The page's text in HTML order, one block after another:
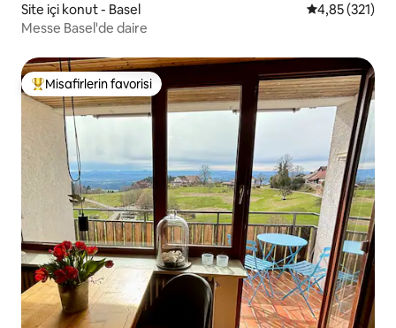
Site içi konut - Basel 5 üzerinden
4,85 (321)
Messe Basel'de daire
Misafirlerin favorilerinden en beğenilenler arasında
Misafirlerin favorisi